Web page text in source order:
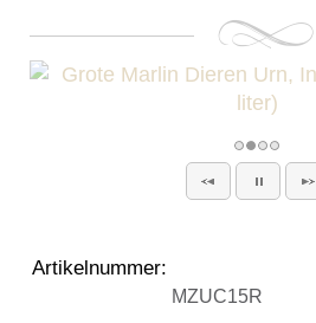
Artikelnummer:
MZUC15R